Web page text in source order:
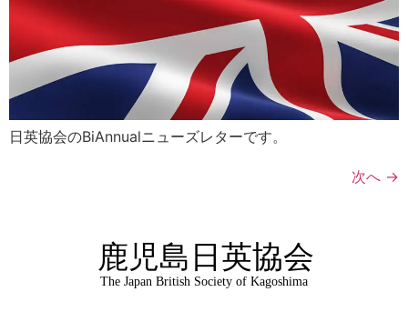
日英協会のBiAnnualニューズレターです。
次へ →